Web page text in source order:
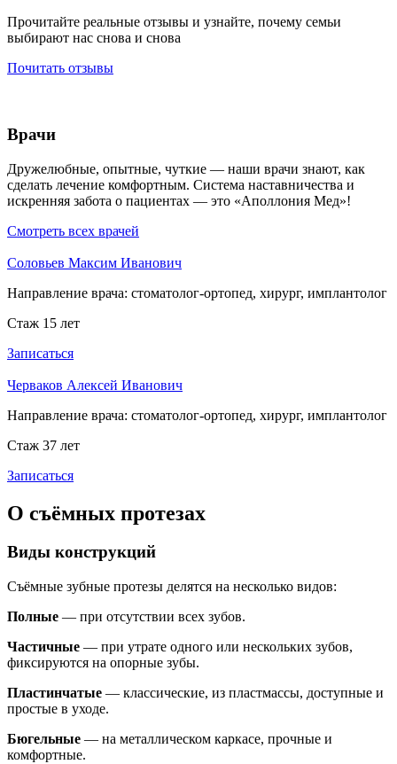
Прочитайте реальные отзывы и узнайте, почему семьи
выбирают нас снова и снова
Почитать отзывы
Врачи
Дружелюбные, опытные, чуткие — наши врачи знают, как
сделать лечение комфортным. Система наставничества и
искренняя забота о пациентах — это «Аполлония Мед»!
Смотреть всех врачей
Соловьев Максим Иванович
Направление врача: стоматолог-ортопед, хирург, имплантолог
Стаж 15 лет
Записаться
Черваков Алексей Иванович
Направление врача: стоматолог-ортопед, хирург, имплантолог
Стаж 37 лет
Записаться
О съёмных протезах
Виды конструкций
Съёмные зубные протезы делятся на несколько видов:
Полные — при отсутствии всех зубов.
Частичные — при утрате одного или нескольких зубов,
фиксируются на опорные зубы.
Пластинчатые — классические, из пластмассы, доступные и
простые в уходе.
Бюгельные — на металлическом каркасе, прочные и
комфортные.